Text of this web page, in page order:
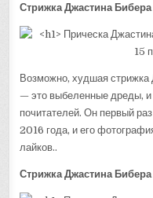
Стрижка Джастина
Возможно, худшая
— это выбеленные дреды,
почитателей. Он первый
2016 года, и его
лайков..
Стрижка Джастина